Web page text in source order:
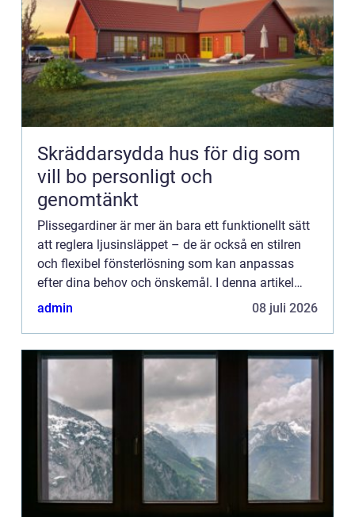
Skräddarsydda hus för dig som
vill bo personligt och
genomtänkt
Plissegardiner är mer än bara ett funktionellt sätt
att reglera ljusinsläppet – de är också en stilren
och flexibel fönsterlösning som kan anpassas
efter dina behov och önskemål. I denna artikel
utforskar vi fördelarna med plissegardiner och hur
admin 08 juli 2026